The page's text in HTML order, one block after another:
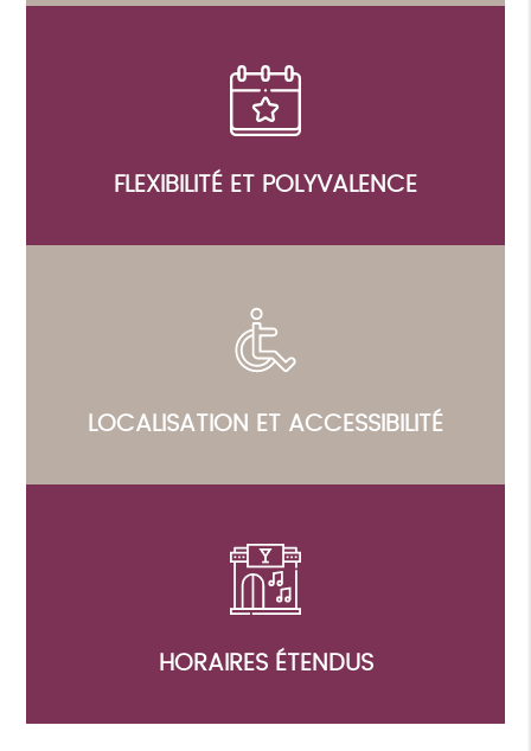
FLEXIBILITÉ ET POLYVALENCE
LOCALISATION ET ACCESSIBILITÉ
HORAIRES ÉTENDUS